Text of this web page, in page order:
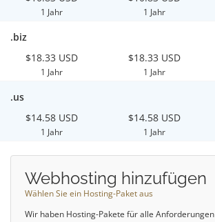
1 Jahr 1 Jahr
.biz
$18.33 USD
1 Jahr
$18.33 USD
1 Jahr
.us
$14.58 USD
1 Jahr
$14.58 USD
1 Jahr
Webhosting hinzufügen
Wählen Sie ein Hosting-Paket aus
Wir haben Hosting-Pakete für alle Anforderungen